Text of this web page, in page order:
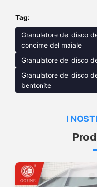
Tag:
Granulatore del disco
concime del maiale
Granulatore del disco
Granulatore del disco
bentonite
I